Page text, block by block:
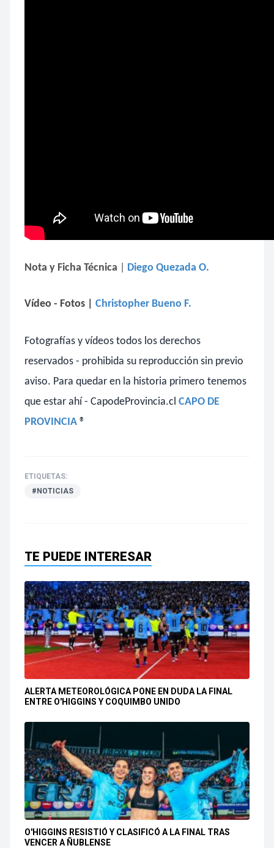
Nota y Ficha Técnica Diego Quezada O.
Vídeo - Fotos Christopher Bueno F.
Fotografías y vídeos todos los derechos
reservados - prohibida su reproducción sin previo
aviso. Para quedar en la historia primero tenemos
que estar ahí - CapodeProvincia.cl CAPO DE
PROVINCIA ®
ETIQUETAS:
#NOTICIAS
TE PUEDE INTERESAR
ALERTA METEOROLÓGICA PONE EN DUDA LA FINAL
ENTRE O'HIGGINS Y COQUIMBO UNIDO
O'HIGGINS RESISTIÓ Y CLASIFICÓ A LA FINAL TRAS
VENCER A ÑUBLENSE